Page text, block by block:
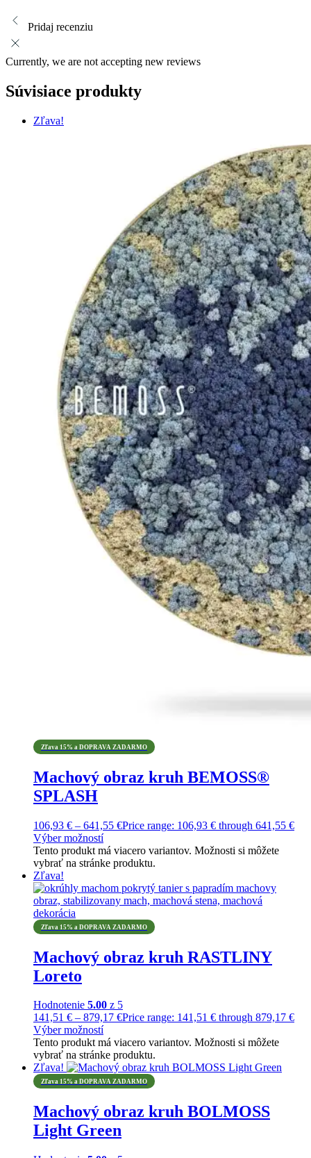
Pridaj recenziu
Currently, we are not accepting new reviews
Súvisiace produkty
Zľava!
Zľava 15% a DOPRAVA ZADARMO
Machový obraz kruh BEMOSS®
SPLASH
106,93 € – 641,55 €Price range: 106,93 € through 641,55 €
Výber možností
Tento produkt má viacero variantov. Možnosti si môžete
vybrať na stránke produktu.
Zľava!
Zľava 15% a DOPRAVA ZADARMO
Machový obraz kruh RASTLINY
Loreto
Hodnotenie 5.00 z 5
141,51 € – 879,17 €Price range: 141,51 € through 879,17 €
Výber možností
Tento produkt má viacero variantov. Možnosti si môžete
vybrať na stránke produktu.
Zľava!
Zľava 15% a DOPRAVA ZADARMO
Machový obraz kruh BOLMOSS
Light Green